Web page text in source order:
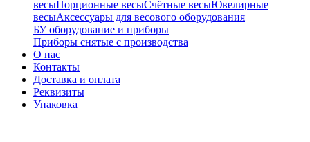
весыПорционные весыСчётные весыЮвелирные
весыАксессуары для весового оборудования
БУ оборудование и приборы
Приборы снятые с производства
О нас
Контакты
Доставка и оплата
Реквизиты
Упаковка